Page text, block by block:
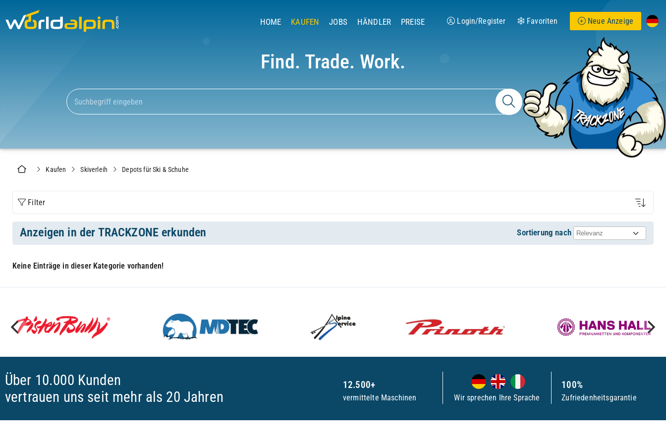
Login/Register Favoriten Neue Anzeige
HOME KAUFEN JOBS HÄNDLER PREISE
Find. Trade. Work.
Kaufen Skiverleih Depots für Ski & Schuhe
Filter
Anzeigen in der TRACKZONE erkunden Sortierung nach
Keine Einträge in dieser Kategorie vorhanden!
Über 10.000 Kunden
vertrauen uns seit mehr als 20 Jahren
12.500+
vermittelte Maschinen Wir sprechen Ihre Sprache
100%
Zufriedenheitsgarantie